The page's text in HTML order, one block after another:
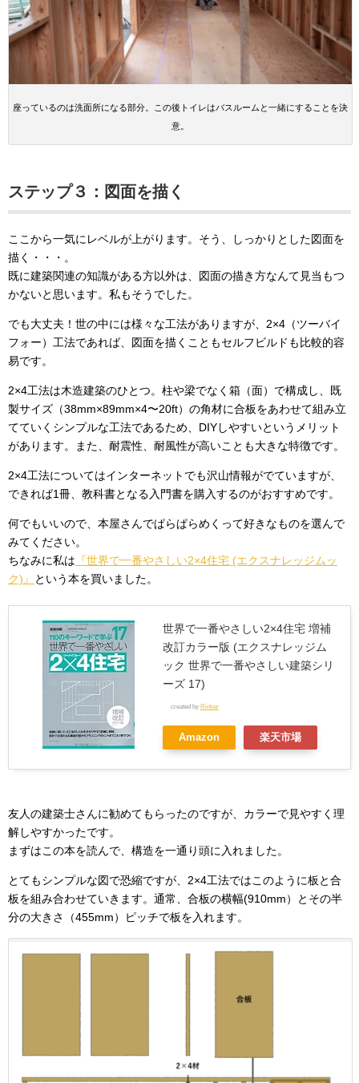
座っているのは洗面所になる部分。この後トイレはバスルームと一緒にすることを決
意。
ステップ３：図面を描く
ここから一気にレベルが上がります。そう、しっかりとした図面を
描く・・・。
既に建築関連の知識がある方以外は、図面の描き方なんて見当もつ
かないと思います。私もそうでした。
でも大丈夫！世の中には様々な工法がありますが、2×4（ツーバイ
フォー）工法であれば、図面を描くこともセルフビルドも比較的容
易です。
2×4工法は木造建築のひとつ。柱や梁でなく箱（面）で構成し、既
製サイズ（38mm×89mm×4〜20ft）の角材に合板をあわせて組み立
てていくシンプルな工法であるため、DIYしやすいというメリット
があります。また、耐震性、耐風性が高いことも大きな特徴です。
2×4工法についてはインターネットでも沢山情報がでていますが、
できれば1冊、教科書となる入門書を購入するのがおすすめです。
何でもいいので、本屋さんでぱらぱらめくって好きなものを選んで
みてください。
ちなみに私は 『世界で一番やさしい2×4住宅 (エクスナレッジムッ
ク)』
という本を買いました。
世界で一番やさしい2×4住宅 増補
改訂カラー版 (エクスナレッジム
ック 世界で一番やさしい建築シリ
ーズ 17)
created by Rinker
Amazon 楽天市場
友人の建築士さんに勧めてもらったのですが、カラーで見やすく理
解しやすかったです。
まずはこの本を読んで、構造を一通り頭に入れました。
とてもシンプルな図で恐縮ですが、2×4工法ではこのように板と合
板を組み合わせていきます。通常、合板の横幅(910mm）とその半
分の大きさ（455mm）ピッチで板を入れます。